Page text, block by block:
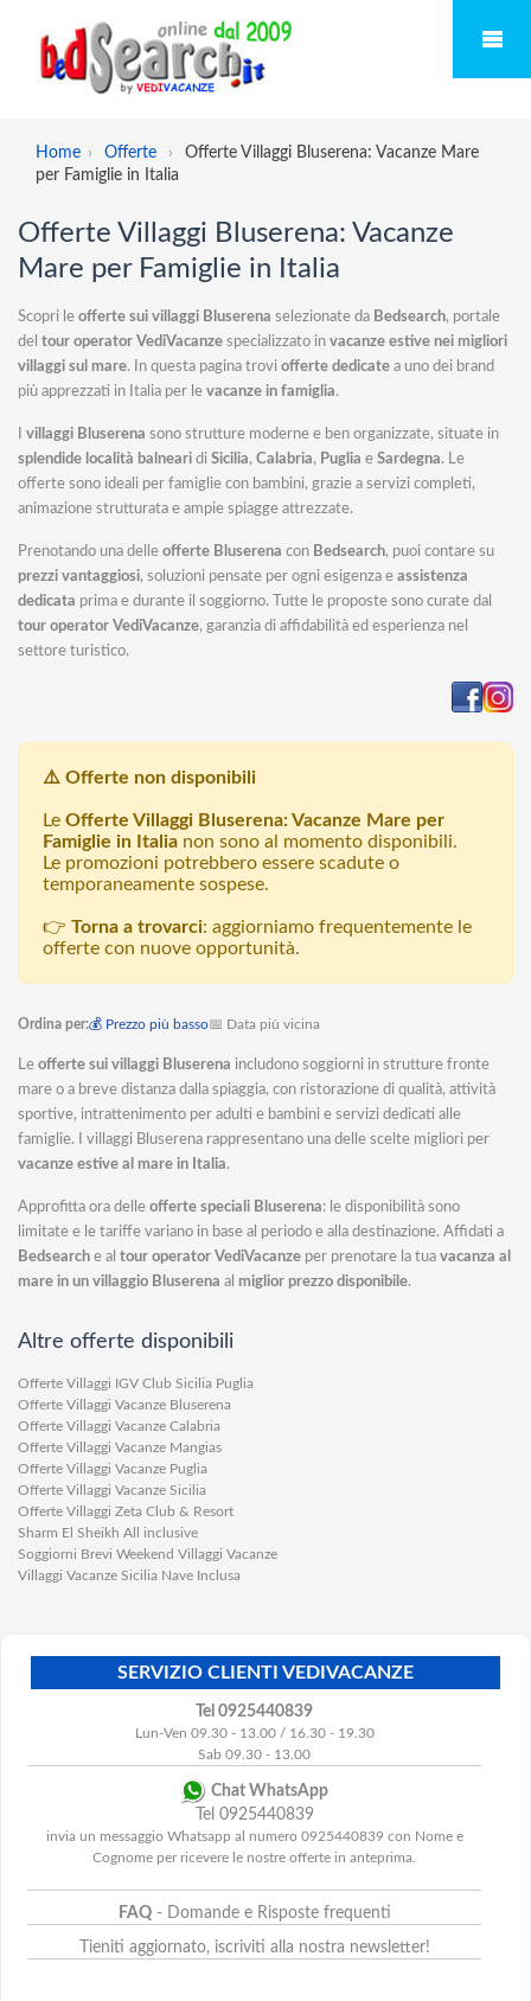
Home Offerte
Offerte Villaggi Bluserena: Vacanze Mare
per Famiglie in Italia
Offerte Villaggi Bluserena: Vacanze
Mare per Famiglie in Italia
Scopri le offerte sui villaggi Bluserena selezionate da Bedsearch, portale
del tour operator VediVacanze specializzato in vacanze estive nei migliori
villaggi sul mare. In questa pagina trovi offerte dedicate a uno dei brand
più apprezzati in Italia per le vacanze in famiglia.
villaggi Bluserena sono strutture moderne e ben organizzate, situate in
splendide località balneari di Sicilia, Calabria, Puglia e Sardegna. Le
offerte sono ideali per famiglie con bambini, grazie a servizi completi,
animazione strutturata e ampie spiagge attrezzate.
Prenotando una delle offerte Bluserena con Bedsearch, puoi contare su
prezzi vantaggiosi, soluzioni pensate per ogni esigenza e assistenza
dedicata prima e durante il soggiorno. Tutte le proposte sono curate dal
tour operator VediVacanze, garanzia di affidabilità ed esperienza nel
settore turistico.
⚠️ Offerte non disponibili
Le Offerte Villaggi Bluserena: Vacanze Mare per
Famiglie in Italia non sono al momento disponibili.
Le promozioni potrebbero essere scadute o
temporaneamente sospese.
👉 Torna a trovarci: aggiorniamo frequentemente le
offerte con nuove opportunità.
Ordina per:💰 Prezzo più basso📅 Data più vicina
Le offerte sui villaggi Bluserena includono soggiorni in strutture fronte
mare o a breve distanza dalla spiaggia, con ristorazione di qualità, attività
sportive, intrattenimento per adulti e bambini e servizi dedicati alle
famiglie. I villaggi Bluserena rappresentano una delle scelte migliori per
vacanze estive al mare in Italia.
Approfitta ora delle offerte speciali Bluserena: le disponibilità sono
limitate e le tariffe variano in base al periodo e alla destinazione. Affidati a
Bedsearch e al tour operator VediVacanze per prenotare la tua vacanza al
mare in un villaggio Bluserena al miglior prezzo disponibile.
Altre offerte disponibili
Offerte Villaggi IGV Club Sicilia Puglia
Offerte Villaggi Vacanze Bluserena
Offerte Villaggi Vacanze Calabria
Offerte Villaggi Vacanze Mangias
Offerte Villaggi Vacanze Puglia
Offerte Villaggi Vacanze Sicilia
Offerte Villaggi Zeta Club & Resort
Sharm El Sheikh All inclusive
Soggiorni Brevi Weekend Villaggi Vacanze
Villaggi Vacanze Sicilia Nave Inclusa
SERVIZIO CLIENTI VEDIVACANZE
Tel 0925440839
Lun-Ven 09.30 - 13.00 / 16.30 - 19.30
Sab 09.30 - 13.00
Chat WhatsApp
Tel 0925440839
invia un messaggio Whatsapp al numero 0925440839 con Nome e
Cognome per ricevere le nostre offerte in anteprima.
FAQ- Domande e Risposte frequenti
Tieniti aggiornato, iscriviti alla nostra newsletter!